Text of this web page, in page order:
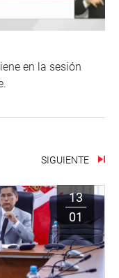
en la sesión
SIGUIENTE
13
01